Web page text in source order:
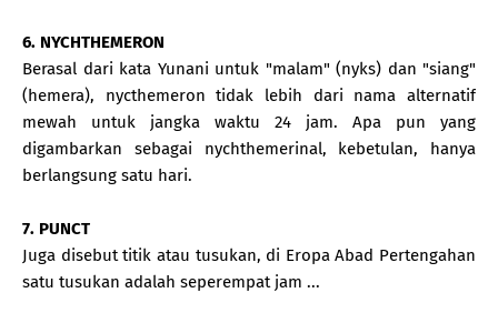
6. NYCHTHEMERON
Berasal dari kata Yunani untuk "malam" (nyks) dan "siang"
(hemera), nycthemeron tidak lebih dari nama alternatif
mewah untuk jangka waktu 24 jam. Apa pun yang
digambarkan sebagai nychthemerinal, kebetulan, hanya
berlangsung satu hari.
7. PUNCT
Juga disebut titik atau tusukan, di Eropa Abad Pertengahan
satu tusukan adalah seperempat jam ...